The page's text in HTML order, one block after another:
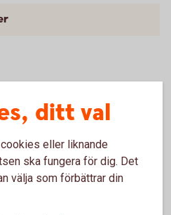
ditt val
eller liknande
ska fungera för dig. Det
välja som förbättrar din